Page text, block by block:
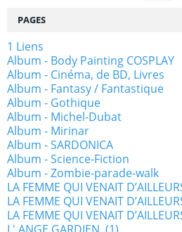
PAGES
1 Liens
Album - Body Painting COSPLAY
Album - Cinéma, de BD, Livres
Album - Fantasy / Fantastique
Album - Gothique
Album - Michel-Dubat
Album - Mirinar
Album - SARDONICA
Album - Science-Fiction
Album - Zombie-parade-walk
LA FEMME QUI VENAIT
LA FEMME QUI VENAIT
LA FEMME QUI VENAIT